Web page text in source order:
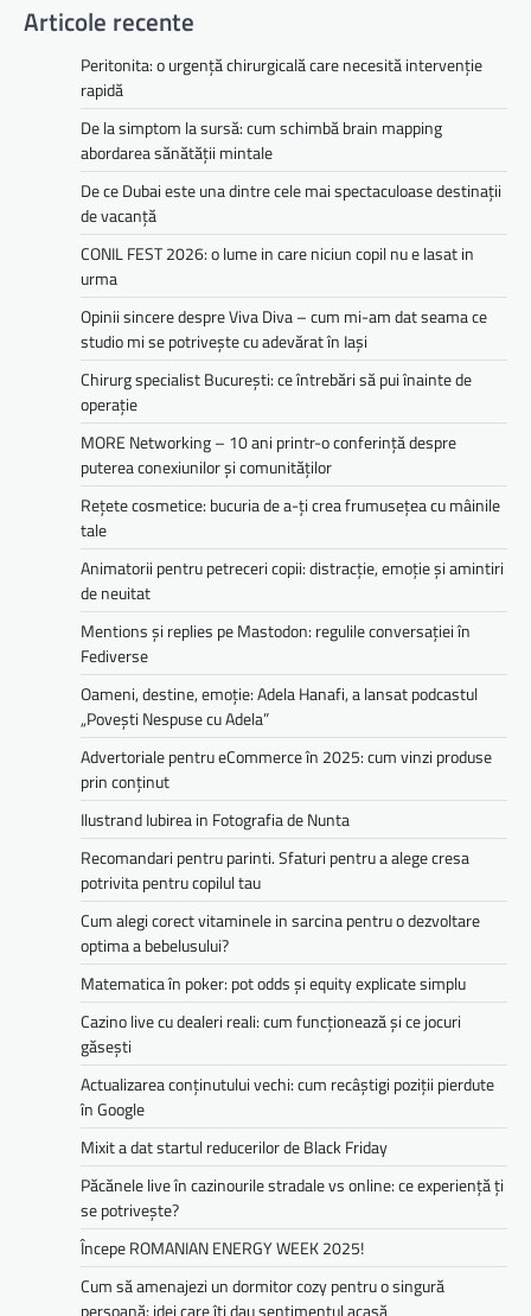
Articole recente
Peritonita: o urgență chirurgicală care necesită intervenție
rapidă
De la simptom la sursă: cum schimbă brain mapping
abordarea sănătății mintale
De ce Dubai este una dintre cele mai spectaculoase destinații
de vacanță
CONIL FEST 2026: o lume in care niciun copil nu e lasat in
urma
Opinii sincere despre Viva Diva – cum mi-am dat seama ce
studio mi se potrivește cu adevărat în Iași
Chirurg specialist București: ce întrebări să pui înainte de
operație
MORE Networking – 10 ani printr-o conferință despre
puterea conexiunilor și comunităților
Rețete cosmetice: bucuria de a-ți crea frumusețea cu mâinile
tale
Animatorii pentru petreceri copii: distracție, emoție și amintiri
de neuitat
Mentions și replies pe Mastodon: regulile conversației în
Fediverse
Oameni, destine, emoție: Adela Hanafi, a lansat podcastul
„Povești Nespuse cu Adela”
Advertoriale pentru eCommerce în 2025: cum vinzi produse
prin conținut
Ilustrand Iubirea in Fotografia de Nunta
Recomandari pentru parinti. Sfaturi pentru a alege cresa
potrivita pentru copilul tau
Cum alegi corect vitaminele in sarcina pentru o dezvoltare
optima a bebelusului?
Matematica în poker: pot odds și equity explicate simplu
Cazino live cu dealeri reali: cum funcționează și ce jocuri
găsești
Actualizarea conținutului vechi: cum recâștigi poziții pierdute
în Google
Mixit a dat startul reducerilor de Black Friday
Păcănele live în cazinourile stradale vs online: ce experiență ți
se potrivește?
Începe ROMANIAN ENERGY WEEK 2025!
Cum să amenajezi un dormitor cozy pentru o singură
persoană: idei care îți dau sentimentul acasă